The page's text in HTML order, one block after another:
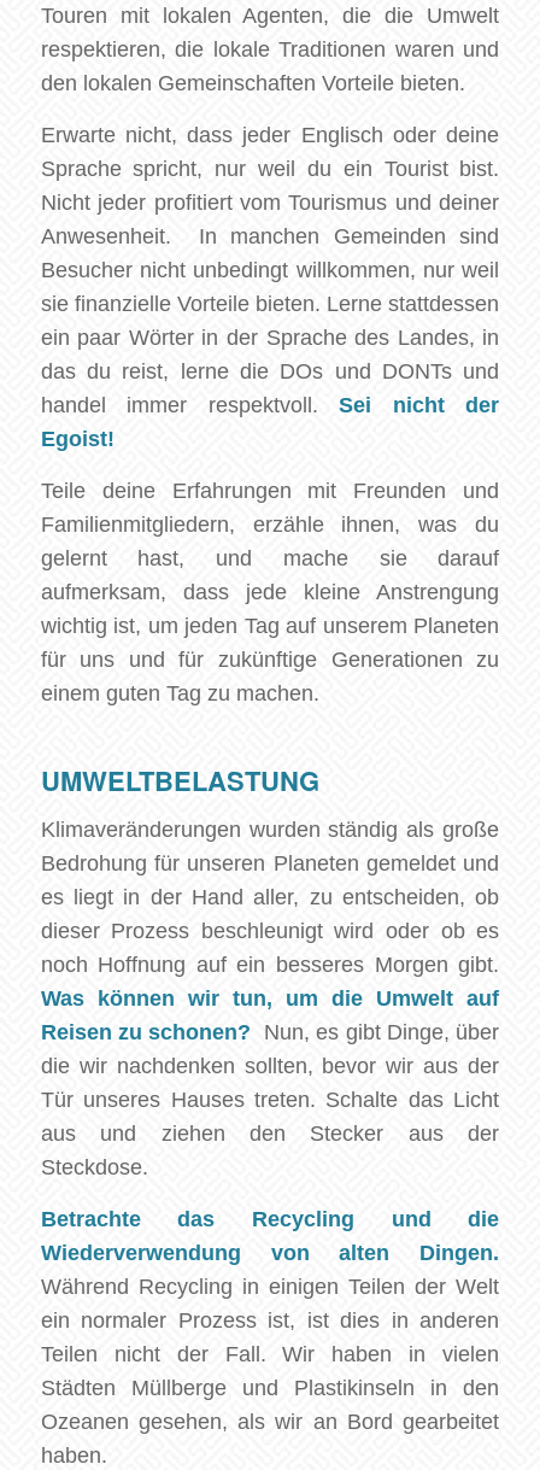
Touren mit lokalen Agenten, die die Umwelt
respektieren, die lokale Traditionen waren und
den lokalen Gemeinschaften Vorteile bieten.
Erwarte nicht, dass jeder Englisch oder deine
Sprache spricht, nur weil du ein Tourist bist.
Nicht jeder profitiert vom Tourismus und deiner
Anwesenheit. In manchen Gemeinden sind
Besucher nicht unbedingt willkommen, nur weil
sie finanzielle Vorteile bieten. Lerne stattdessen
ein paar Wörter in der Sprache des Landes, in
das du reist, lerne die DOs und DONTs und
handel immer respektvoll.Sei nicht der
Egoist!
Teile deine Erfahrungen mit Freunden und
Familienmitgliedern, erzähle ihnen, was du
gelernt hast, und mache sie darauf
aufmerksam, dass jede kleine Anstrengung
wichtig ist, um jeden Tag auf unserem Planeten
für uns und für zukünftige Generationen zu
einem guten Tag zu machen.
UMWELTBELASTUNG
Klimaveränderungen wurden ständig als große
Bedrohung für unseren Planeten gemeldet und
es liegt in der Hand aller, zu entscheiden, ob
dieser Prozess beschleunigt wird oder ob es
noch Hoffnung auf ein besseres Morgen gibt.
Was können wir tun, um die Umwelt auf
Reisen zu schonen?
Nun, es gibt Dinge, über
die wir nachdenken sollten, bevor wir aus der
Tür unseres Hauses treten. Schalte das Licht
aus und ziehen den Stecker aus der
Steckdose.
Betrachte das Recycling und die
Wiederverwendung von alten Dingen.
Während Recycling in einigen Teilen der Welt
ein normaler Prozess ist, ist dies in anderen
Teilen nicht der Fall. Wir haben in vielen
Städten Müllberge und Plastikinseln in den
Ozeanen gesehen, als wir an Bord gearbeitet
haben.